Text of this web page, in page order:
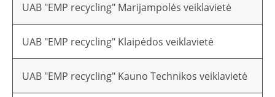
UAB "EMP recycling" Marijampolės veiklavietė
UAB "EMP recycling" Klaipėdos veiklavietė
UAB "EMP recycling" Kauno Technikos veiklavietė